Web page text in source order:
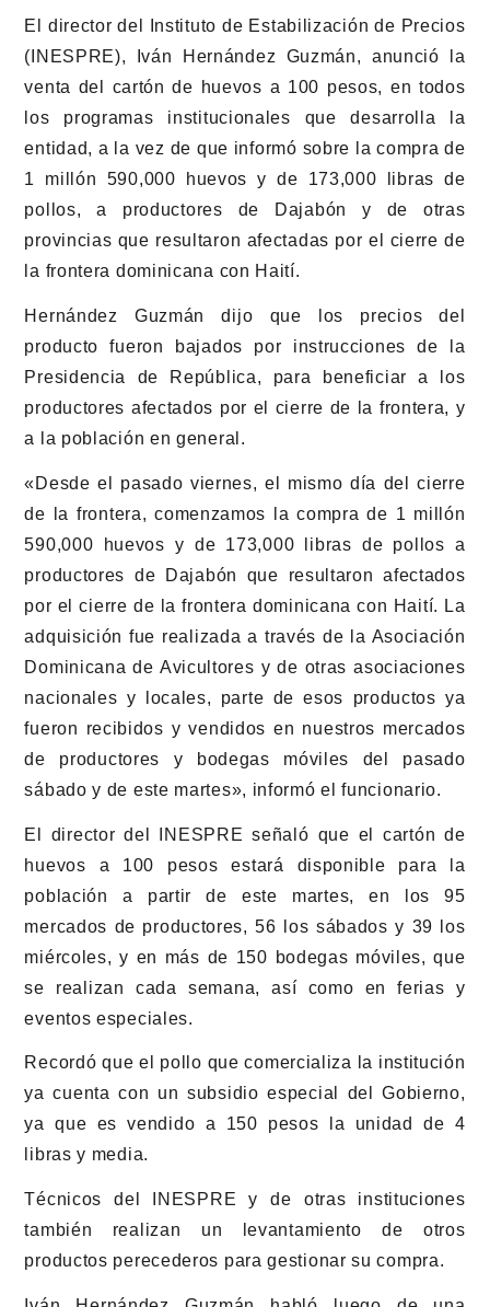
El director del Instituto de Estabilización de Precios
(INESPRE), Iván Hernández Guzmán, anunció la
venta del cartón de huevos a 100 pesos, en todos
los programas institucionales que desarrolla la
entidad, a la vez de que informó sobre la compra de
1 millón 590,000 huevos y de 173,000 libras de
pollos, a productores de Dajabón y de otras
provincias que resultaron afectadas por el cierre de
la frontera dominicana con Haití.
Hernández Guzmán dijo que los precios del
producto fueron bajados por instrucciones de la
Presidencia de República, para beneficiar a los
productores afectados por el cierre de la frontera, y
a la población en general.
«Desde el pasado viernes, el mismo día del cierre
de la frontera, comenzamos la compra de 1 millón
590,000 huevos y de 173,000 libras de pollos a
productores de Dajabón que resultaron afectados
por el cierre de la frontera dominicana con Haití. La
adquisición fue realizada a través de la Asociación
Dominicana de Avicultores y de otras asociaciones
nacionales y locales, parte de esos productos ya
fueron recibidos y vendidos en nuestros mercados
de productores y bodegas móviles del pasado
sábado y de este martes», informó el funcionario.
El director del INESPRE señaló que el cartón de
huevos a 100 pesos estará disponible para la
población a partir de este martes, en los 95
mercados de productores, 56 los sábados y 39 los
miércoles, y en más de 150 bodegas móviles, que
se realizan cada semana, así como en ferias y
eventos especiales.
Recordó que el pollo que comercializa la institución
ya cuenta con un subsidio especial del Gobierno,
ya que es vendido a 150 pesos la unidad de 4
libras y media.
Técnicos del INESPRE y de otras instituciones
también realizan un levantamiento de otros
productos perecederos para gestionar su compra.